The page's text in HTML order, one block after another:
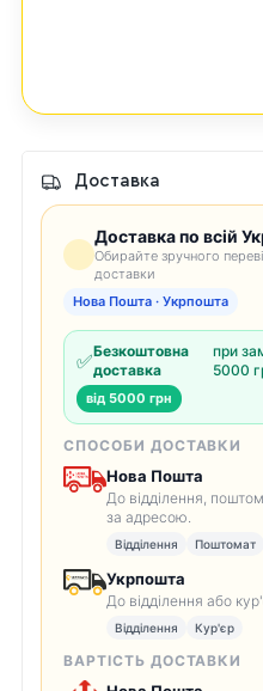
Доставка
Доставка по всій
Обирайте зручного
доставки
Нова Пошта · Укрпошта
✅Безкоштовна
доставка
при
5000
від 5000 грн
СПОСОБИ ДОСТАВКИ
Нова Пошта
До відділення,
за адресою.
Відділення Поштомат
Укрпошта
До відділення або
Відділення Кур'єр
ВАРТІСТЬ ДОСТАВКИ